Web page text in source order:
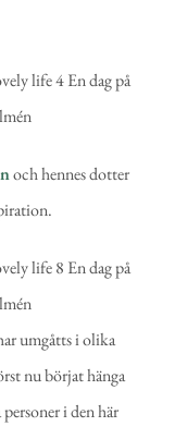
och hennes dotter
umgåtts i olika
nu börjat hänga
i den här